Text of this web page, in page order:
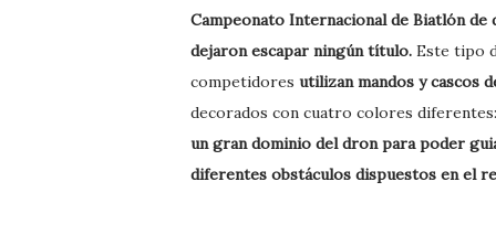
Campeonato Internacional de Biatlón de
dejaron escapar ningún título. Este tipo
competidores utilizan mandos y cascos
decorados con cuatro colores
un gran dominio del dron para poder
diferentes obstáculos dispuestos en el